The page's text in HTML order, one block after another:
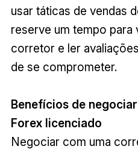
usar táticas de vendas
reserve um tempo
corretor e ler
de se comprometer.
Benefícios de
Forex licenciado
Negociar com uma